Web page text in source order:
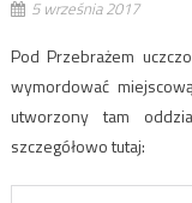
5 września 2017
Pod Przebrażem
wymordować
utworzony tam
szczegółowo tutaj: